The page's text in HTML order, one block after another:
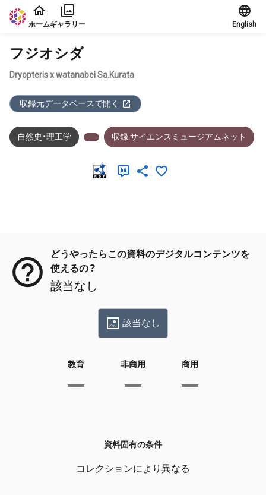
本文に飛ぶ
ホームギャラリー English
フジオシダ
Dryopteris x watanabei Sa.Kurata
収録元データベースで開く
自然史・理工学 収録:サイエンスミュージアムネット
どうやったらこの資料のデジタルコンテンツを
使えるの？
該当なし
該当なし
教育 非商用 商用
資料固有の条件
コレクションにより異なる